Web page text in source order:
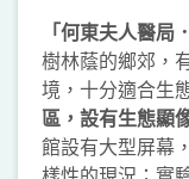
「何東夫人醫局
樹林蔭的鄉郊，
境，十分適合生
區，設有生態顯
館設有大型屏幕